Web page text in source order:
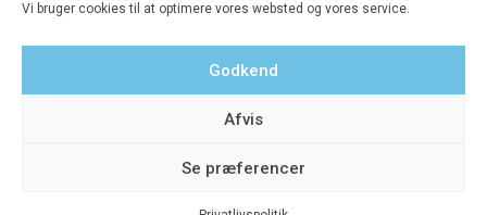
Vi bruger cookies til at optimere vores websted og vores service.
Godkend
Afvis
Se præferencer
Tlf 8680 4477 · Fax 8680 4647 · Kontortid man-fre kl. 9-15